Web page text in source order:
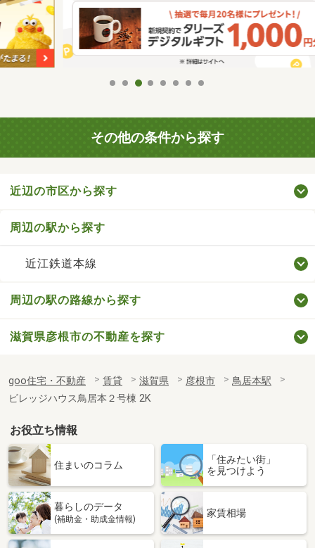
その他の条件から探す
近辺の市区から探す
周辺の駅から探す
近江鉄道本線
周辺の駅の路線から探す
滋賀県彦根市の不動産を探す
goo住宅・不動産 賃貸 滋賀県 彦根市
鳥居本駅
ビレッジハウス鳥居本２号棟 2K
お役立ち情報
住まいのコラム
「住みたい街」
を見つけよう
暮らしのデータ
(補助金・助成金情報)
家賃相場